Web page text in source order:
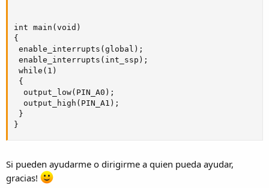
int main(void)
{
enable_interrupts(global);
enable_interrupts(int_ssp);
while(1)
{
  output_low(PIN_A0);
  output_high(PIN_A1);
}
}
Si pueden ayudarme o dirigirme a quien pueda ayudar,
gracias!